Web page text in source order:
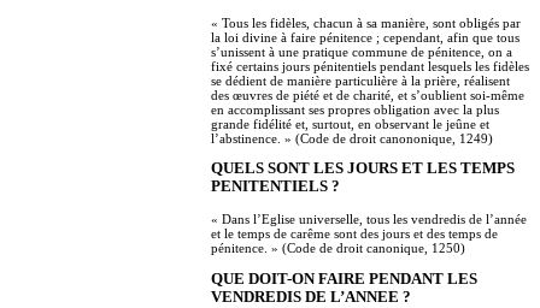
« Tous les fidèles, chacun à sa manière, sont obligés par
la loi divine à faire pénitence ; cependant, afin que tous
s’unissent à une pratique commune de pénitence, on a
fixé certains jours pénitentiels pendant lesquels les fidèles
se dédient de manière particulière à la prière, réalisent
des œuvres de piété et de charité, et s’oublient soi-même
en accomplissant ses propres obligation avec la plus
grande fidélité et, surtout, en observant le jeûne et
l’abstinence. » (Code de droit canononique, 1249)
QUELS SONT LES JOURS ET LES TEMPS
PENITENTIELS ?
« Dans l’Eglise universelle, tous les vendredis de l’année
et le temps de carême sont des jours et des temps de
pénitence. » (Code de droit canonique, 1250)
QUE DOIT-ON FAIRE PENDANT LES
VENDREDIS DE L’ANNEE ?